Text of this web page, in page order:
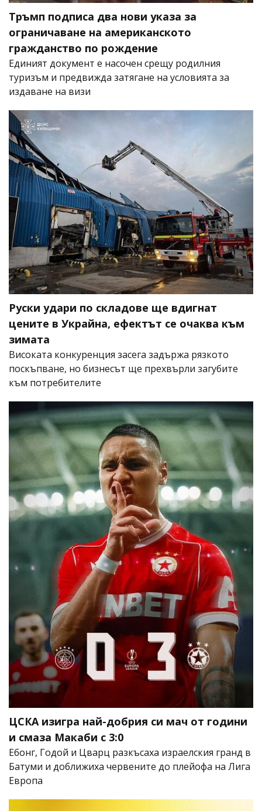
Тръмп подписа два нови указа за
ограничаване на американското
гражданство по рождение
Единият документ е насочен срещу родилния
туризъм и предвижда затягане на условията за
издаване на визи
Руски удари по складове ще вдигнат
цените в Украйна, ефектът се очаква към
зимата
Високата конкуренция засега задържа рязкото
поскъпване, но бизнесът ще прехвърли загубите
към потребителите
ЦСКА изигра най-добрия си мач от години
и смаза Макаби с 3:0
Ебонг, Годой и Цварц разкъсаха израелския гранд в
Батуми и доближиха червените до плейофа на Лига
Европа